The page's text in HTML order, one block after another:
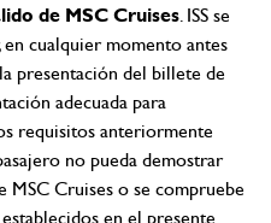
de MSC Cruises. ISS se
cualquier momento antes
presentación del billete de
adecuada para
requisitos anteriormente
no pueda demostrar
MSC Cruises o se compruebe
en el presente